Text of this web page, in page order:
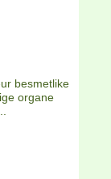
besmetlike
organe